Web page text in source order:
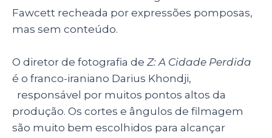
Fawcett recheada por expressões pomposas,
mas sem conteúdo.
O diretor de fotografia de Z: A Cidade Perdida
é o franco-iraniano Darius Khondji,
responsável por muitos pontos altos da
produção. Os cortes e ângulos de filmagem
são muito bem escolhidos para alcançar